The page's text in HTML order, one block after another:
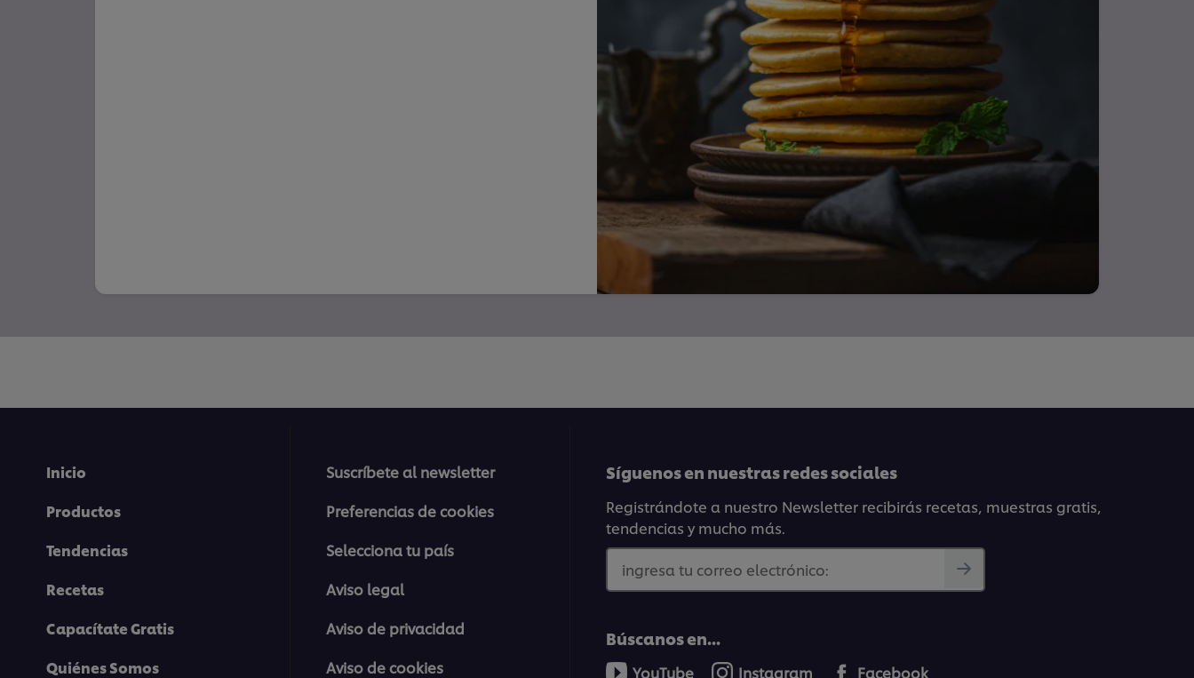
Inicio
Productos
Tendencias
Recetas
Capacítate Gratis
Quiénes Somos
Suscríbete al newsletter
Preferencias de cookies
Selecciona tu país
Aviso legal
Aviso de privacidad
Aviso de cookies
Síguenos en nuestras redes sociales
Registrándote a nuestro Newsletter recibirás recetas, muestras gratis,
tendencias y mucho más.
ingresa tu correo electrónico:
Búscanos en...
YouTube Instagram Facebook